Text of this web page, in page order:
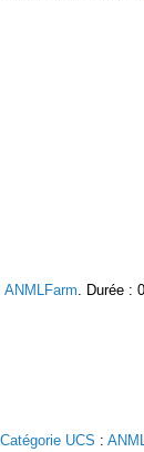
ANMLFarm. Durée :
Catégorie UCS :